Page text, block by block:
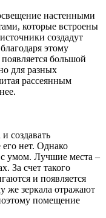
настенными
которые встроены
создадут
этому
большой
для разных
рассеянным
создавать
его нет. Однако
умом. Лучшие места –
За счет такого
и появляется
же зеркала отражают
помещение